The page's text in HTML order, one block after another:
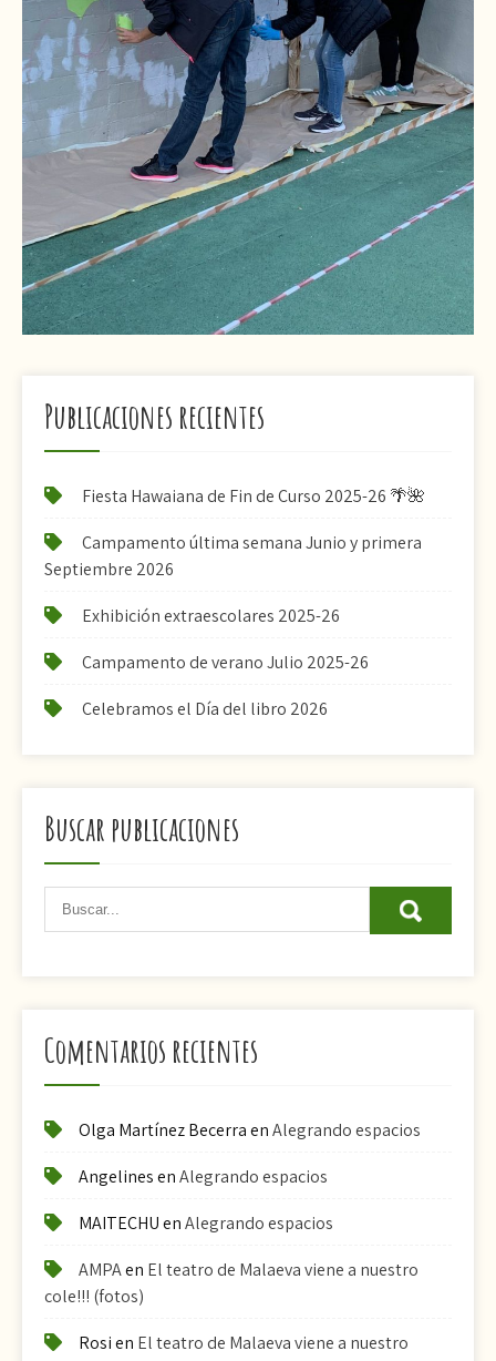
Publicaciones recientes
Fiesta Hawaiana de Fin de Curso 2025-26 🌴🌺
Campamento última semana Junio y primera
Septiembre 2026
Exhibición extraescolares 2025-26
Campamento de verano Julio 2025-26
Celebramos el Día del libro 2026
Buscar publicaciones
Comentarios recientes
Olga Martínez BecerraenAlegrando espacios
AngelinesenAlegrando espacios
MAITECHUenAlegrando espacios
AMPAen El teatro de Malaeva viene a nuestro
cole!!! (fotos)
Rosien El teatro de Malaeva viene a nuestro